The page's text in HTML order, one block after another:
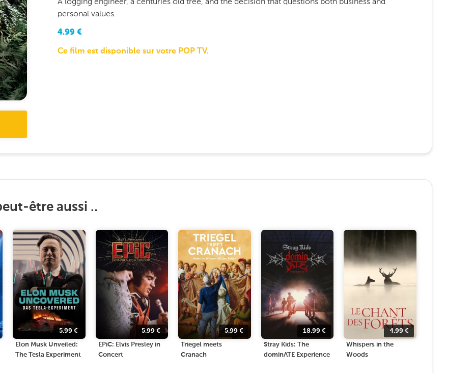
personal values.
4.99 €
Ce film est disponible sur votre POP TV.
être aussi ..
5.99€
Elon Musk Unveiled:
The Tesla Experiment
5.99 €
EPiC: Elvis Presley in
Concert
5.99€
Triegel meets
Cranach
18.99 €
Stray Kids: The
dominATE Experience
4.99€
Whispers in the
Woods